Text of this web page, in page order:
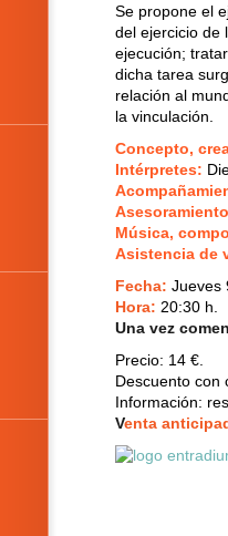
Se propone el
del ejercicio de
ejecución;
dicha tarea
relación al
la vinculación.
Concepto,
Intérpretes:
Música,
Asistencia de
Fecha: Jueves
Hora: 20:30 h.
Una vez
Precio: 14 €.
Descuento con
Información:
Venta